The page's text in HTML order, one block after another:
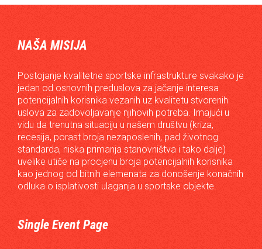
NAŠA MISIJA
Postojanje kvalitetne sportske infrastrukture svakako je
jedan od osnovnih preduslova za jačanje interesa
potencijalnih korisnika vezanih uz kvalitetu stvorenih
uslova za zadovoljavanje njihovih potreba. Imajući u
vidu da trenutna situaciju u našem društvu (kriza,
recesija, porast broja nezaposlenih, pad životnog
standarda, niska primanja stanovništva i tako dalje)
uvelike utiče na procjenu broja potencijalnih korisnika
kao jednog od bitnih elemenata za donošenje konačnih
odluka o isplativosti ulaganja u sportske objekte.
Single Event Page